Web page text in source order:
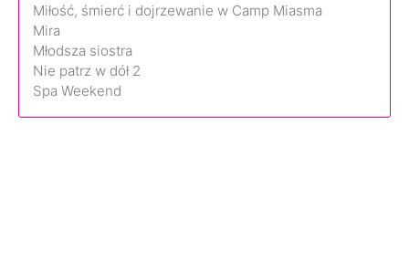
Miłość, śmierć i dojrzewanie w Camp Miasma
Mira
Młodsza siostra
Nie patrz w dół 2
Spa Weekend